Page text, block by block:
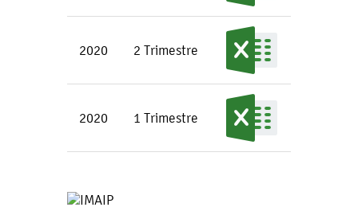
2020 2 Trimestre
2020 1 Trimestre